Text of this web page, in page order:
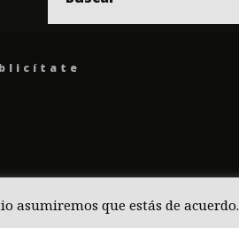
asumiremos que estás de acuerdo.